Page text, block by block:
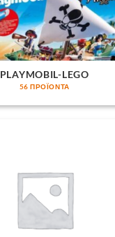
PLAYMOBIL-LEGO
56 ΠΡΟΪΌΝΤΑ